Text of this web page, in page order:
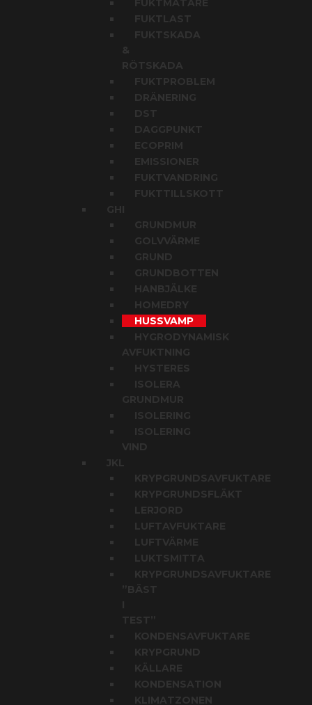
FUKTMÄTARE
FUKTLAST
FUKTSKADA
&
RÖTSKADA
FUKTPROBLEM
DRÄNERING
DAGGPUNKT
ECOPRIM
EMISSIONER
FUKTVANDRING
FUKTTILLSKOTT
GHI
GRUNDMUR
GOLVVÄRME
GRUND
GRUNDBOTTEN
HANBJÄLKE
HOMEDRY
HUSSVAMP
HYGRODYNAMISK
AVFUKTNING
HYSTERES
ISOLERA
GRUNDMUR
ISOLERING
ISOLERING
VIND
JKL
KRYPGRUNDSAVFUKTARE
KRYPGRUNDSFLÄKT
LERJORD
LUFTAVFUKTARE
LUFTVÄRME
LUKTSMITTA
KRYPGRUNDSAVFUKTARE
”BÄST
KONDENSAVFUKTARE
KRYPGRUND
KÄLLARE
KONDENSATION
KLIMATZONEN